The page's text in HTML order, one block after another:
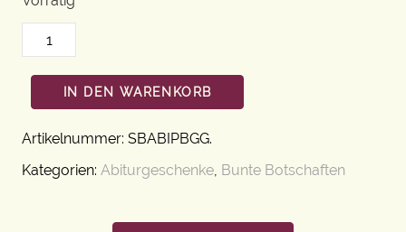
IN DEN WARENKORB
Artikelnummer: SBABIPBGG.
Kategorien: Abiturgeschenke, Bunte Botschaften